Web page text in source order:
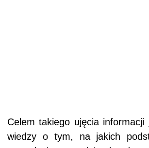
Celem takiego ujęcia informacji
wiedzy o tym, na jakich